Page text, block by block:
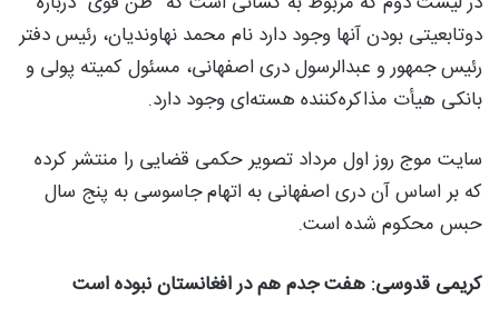
دوتابعیتی بودن آنها وجود دارد نام محمد نهاوندیان، رئیس دفتر
رئیس جمهور و عبدالرسول دری اصفهانی، مسئول کمیته پولی و
بانکی هیأت مذاکره‌کننده هسته‌ای وجود دارد.
سایت موج روز اول مرداد تصویر حکمی قضایی را منتشر کرده
که بر اساس آن دری اصفهانی به اتهام جاسوسی به پنج سال
حبس محکوم شده است.
کریمی قدوسی: هفت جدم هم در افغانستان نبوده است